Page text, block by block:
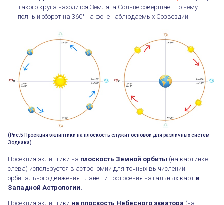
такого круга находится Земля, а Солнце совершает по нему
полный оборот на 360° на фоне наблюдаемых Созвездий.
(Рис.5 Проекция эклиптики на плоскость служит основой для различных систем
Зодиака)
Проекция эклиптики на плоскость Земной орбиты (на картинке
слева) используется в астрономии для точных вычислений
орбитального движения планет и построения натальных карт в
Западной Астрологии.
Проекция эклиптики на плоскость Небесного экватора (на